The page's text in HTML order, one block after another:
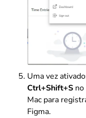
Uma vez
Ctrl+Shift+S
Mac para
Figma.